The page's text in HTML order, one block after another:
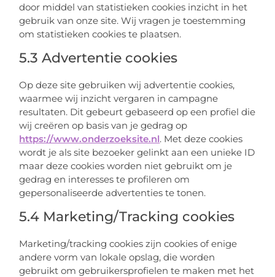
door middel van statistieken cookies inzicht in het
gebruik van onze site. Wij vragen je toestemming
om statistieken cookies te plaatsen.
5.3 Advertentie cookies
Op deze site gebruiken wij advertentie cookies,
waarmee wij inzicht vergaren in campagne
resultaten. Dit gebeurt gebaseerd op een profiel die
wij creëren op basis van je gedrag op
https://www.onderzoeksite.nl. Met deze cookies
wordt je als site bezoeker gelinkt aan een unieke ID
maar deze cookies worden niet gebruikt om je
gedrag en interesses te profileren om
gepersonaliseerde advertenties te tonen.
5.4 Marketing/Tracking cookies
Marketing/tracking cookies zijn cookies of enige
andere vorm van lokale opslag, die worden
gebruikt om gebruikersprofielen te maken met het